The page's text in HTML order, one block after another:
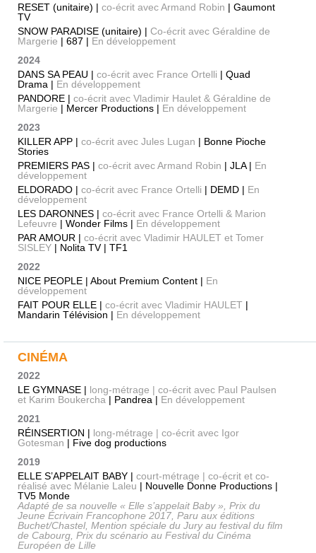
RESET (unitaire) | co-écrit avec Armand Robin | Gaumont
TV
SNOW PARADISE (unitaire) | Co-écrit avec Géraldine de
Margerie | 687 | En développement
2024
DANS SA PEAU | co-écrit avec France Ortelli | Quad
Drama | En développement
PANDORE | co-écrit avec Vladimir Haulet & Géraldine de
Margerie | Mercer Productions | En développement
2023
KILLER APP | co-écrit avec Jules Lugan | Bonne Pioche
Stories
PREMIERS PAS | co-écrit avec Armand Robin | JLA | En
développement
ELDORADO | co-écrit avec France Ortelli | DEMD | En
développement
LES DARONNES | co-écrit avec France Ortelli & Marion
Lefeuvre | Wonder Films | En développement
PAR AMOUR | co-écrit avec Vladimir HAULET et Tomer
SISLEY | Nolita TV | TF1
2022
NICE PEOPLE | About Premium Content | En
développement
FAIT POUR ELLE | co-écrit avec Vladimir HAULET |
Mandarin Télévision | En développement
CINÉMA
2022
LE GYMNASE | long-métrage | co-écrit avec Paul Paulsen
et Karim Boukercha | Pandrea | En développement
2021
RÉINSERTION | long-métrage | co-écrit avec Igor
Gotesman | Five dog productions
2019
ELLE S’APPELAIT BABY | court-métrage | co-écrit et co-
réalisé avec Mélanie Laleu | Nouvelle Donne Productions |
TV5 Monde
Adapté de sa nouvelle « Elle s’appelait Baby », Prix du
Jeune Écrivain Francophone 2017, Paru aux éditions
Buchet/Chastel, Mention spéciale du Jury au festival du film
de Cabourg, Prix du scénario au Festival du Cinéma
Européen de Lille